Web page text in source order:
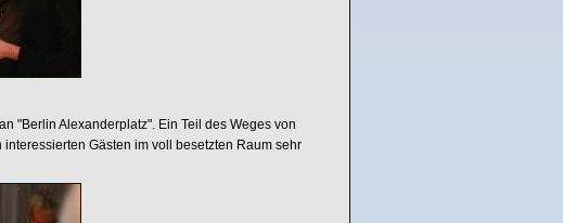
"Berlin Alexanderplatz". Ein Teil des Weges von
Gästen im voll besetzten Raum sehr